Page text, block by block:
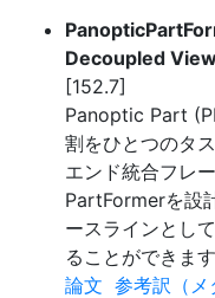
Decoupled
[152.7]
Panoptic Part
割をひとつのタ
エンド統合フレ
PartFormerを設
ースラインとし
ることができます
論文 参考訳（メ